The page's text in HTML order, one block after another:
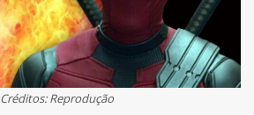
Créditos: Reprodução